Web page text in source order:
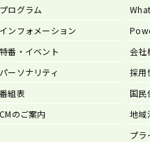
プログラム
インフォメーション
特番・イベント
パーソナリティ
番組表
CMのご案内
会社
採用
国民
地域
プラ